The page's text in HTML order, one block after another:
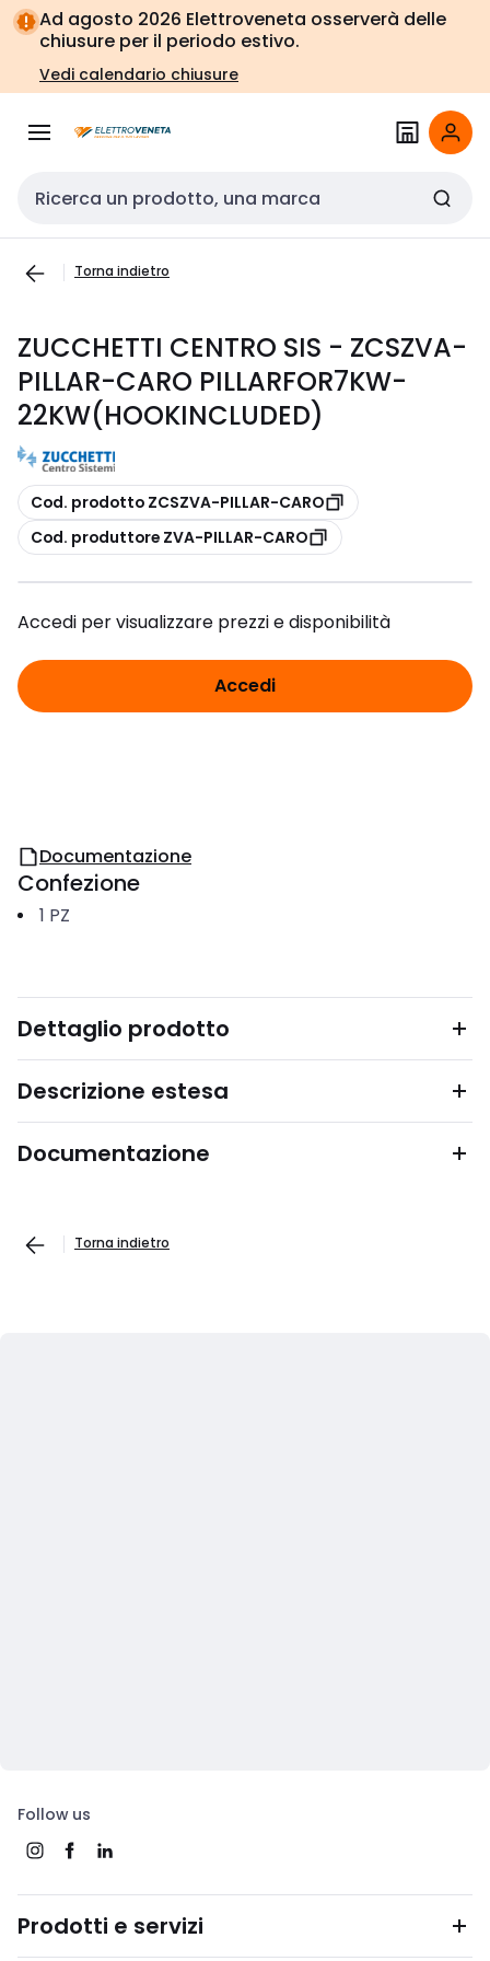
Vai alla
navigazione
Vai
alla
pagina
Ad agosto 2026 Elettroveneta osserverà delle
chiusure per il periodo estivo.
Vedi calendario chiusure
Cerca input
Torna indietro
ZUCCHETTI CENTRO SIS - ZCSZVA-
PILLAR-CARO PILLARFOR7KW-
22KW(HOOKINCLUDED)
copia
Cod. prodotto ZCSZVA-PILLAR-CARO
copia
Cod. produttore ZVA-PILLAR-CARO
Accedi per visualizzare prezzi e disponibilità
Accedi
Documentazione
Confezione
1 PZ
Dettaglio prodotto
Descrizione estesa
Documentazione
Torna indietro
Follow us
Prodotti e servizi